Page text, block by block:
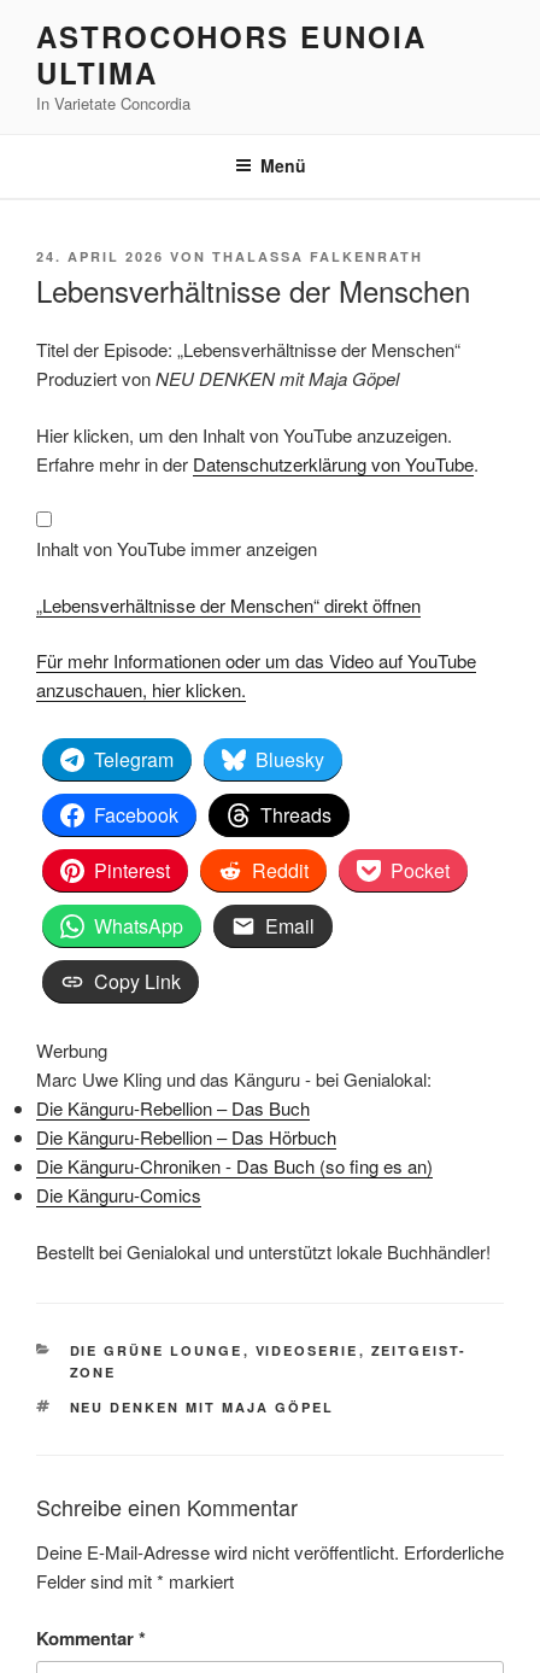
Inhalt
springen
ASTROCOHORS EUNOIA
ULTIMA
In Varietate Concordia
Menü
VERÖFFENTLICHT
24. APRIL 2026 VON THALASSA FALKENRATH
Lebensverhältnisse der Menschen
Titel der Episode: „Lebensverhältnisse der Menschen“
Produziert vonNEU DENKEN mit Maja Göpel
„Lebensverhältnisse
der
Menschen“
von
anzeigen
Hier klicken, um den Inhalt von YouTube anzuzeigen.
Erfahre mehr in der Datenschutzerklärung von YouTube.
Inhalt von YouTube immer anzeigen
„Lebensverhältnisse der Menschen“ direkt öffnen
Für mehr Informationen oder um das Video auf YouTube
anzuschauen, hier klicken.
Telegram
Bluesky
Facebook
Threads
Pinterest
Reddit
Pocket
WhatsApp
Email
Copy Link
Werbung
Marc Uwe Kling und das Känguru - bei Genialokal:
Die Känguru-Rebellion – Das Buch
Die Känguru-Rebellion – Das Hörbuch
Die Känguru-Chroniken - Das Buch (so fing es an)
Die Känguru-Comics
Bestellt bei Genialokal und unterstützt lokale Buchhändler!
KATEGORIEN
DIE GRÜNE LOUNGE , VIDEOSERIE , ZEITGEIST-
ZONE
SCHLAGWÖRTER
NEU DENKEN MIT MAJA GÖPEL
Schreibe einen Kommentar
Deine E-Mail-Adresse wird nicht veröffentlicht. Erforderliche
Felder sind mit* markiert
Kommentar*